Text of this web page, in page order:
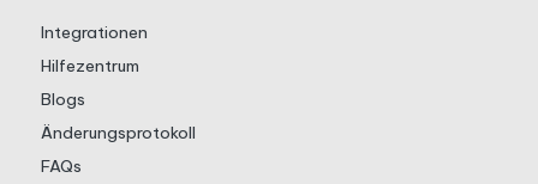
Integrationen
Hilfezentrum
Blogs
Änderungsprotokoll
FAQs